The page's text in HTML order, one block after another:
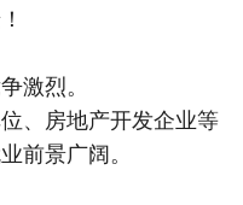
激烈。
、房地产开发企业等
前景广阔。